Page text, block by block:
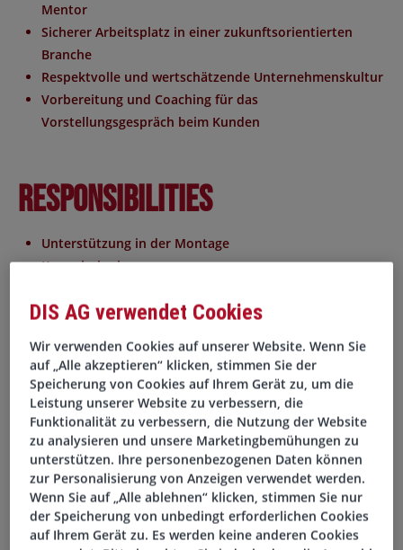
Mentor
Sicherer Arbeitsplatz in einer zukunftsorientierten
Branche
Respektvolle und wertschätzende Unternehmenskultur
Vorbereitung und Coaching für das
Vorstellungsgespräch beim Kunden
Responsibilities
Unterstützung in der Montage
Kommissionieren
Hilfstätigkeiten zur Unterstützung vom Fachpersonal
Your Profile
Praktische Erfahrung im Lagerbereich als Lagerhelfer,
Lagermitarbeiter, Helfer mit Lagererfahrung oder
ähnliches, gerne auch mit Ausbildu ng wie zum Beispiel
als Fachlagerist oder als Fachkraft für Lagerlogisitk
Teamfähigkeit
Schichtbereitschaft notwenig
gute Deutschkenntnisse
DIS AG verwendet Cookies
Wir verwenden Cookies auf unserer Website. Wenn Sie
auf „Alle akzeptieren“ klicken, stimmen Sie der
Speicherung von Cookies auf Ihrem Gerät zu, um die
Leistung unserer Website zu verbessern, die
Funktionalität zu verbessern, die Nutzung der Website
zu analysieren und unsere Marketingbemühungen zu
unterstützen. Ihre personenbezogenen Daten können
zur Personalisierung von Anzeigen verwendet werden.
Wenn Sie auf „Alle ablehnen“ klicken, stimmen Sie nur
der Speicherung von unbedingt erforderlichen Cookies
auf Ihrem Gerät zu. Es werden keine anderen Cookies